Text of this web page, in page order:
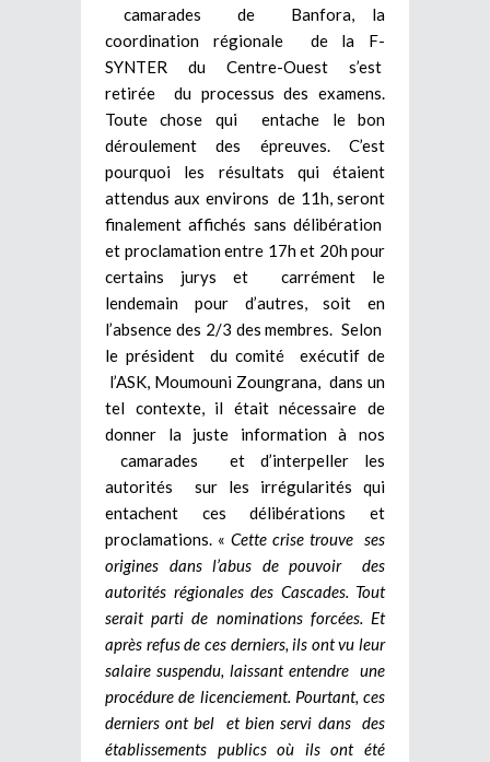
camarades de Banfora, la
coordination régionale de la F-
SYNTER du Centre-Ouest s’est
retirée du processus des examens.
Toute chose qui entache le bon
déroulement des épreuves. C’est
pourquoi les résultats qui étaient
attendus aux environs de 11h, seront
finalement affichés sans délibération
et proclamation entre 17h et 20h pour
certains jurys et carrément le
lendemain pour d’autres, soit en
l’absence des 2/3 des membres. Selon
le président du comité exécutif de
l’ASK, Moumouni Zoungrana, dans un
tel contexte, il était nécessaire de
donner la juste information à nos
camarades et d’interpeller les
autorités sur les irrégularités qui
entachent ces délibérations et
proclamations. « Cette crise trouve ses
origines dans l’abus de pouvoir des
autorités régionales des Cascades. Tout
serait parti de nominations forcées. Et
après refus de ces derniers, ils ont vu leur
salaire suspendu, laissant entendre une
procédure de licenciement. Pourtant, ces
derniers ont bel et bien servi dans des
établissements publics où ils ont été